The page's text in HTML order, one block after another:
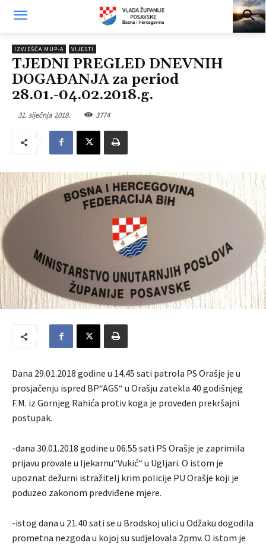
IZVJEŠĆA MUP-A VIJESTI
TJEDNI PREGLED DNEVNIH
DOGAĐANJA za period
28.01.-04.02.2018.g.
31. siječnja 2018. 3774
Dana 29.01.2018 godine u 14.45 sati patrola PS Orašje je u
prosjačenju ispred BP“AGS“ u Orašju zatekla 40 godišnjeg
F.M. iz Gornjeg Rahića protiv koga je proveden prekršajni
postupak.
-dana 30.01.2018 godine u 06.55 sati PS Orašje je zaprimila
prijavu provale u ljekarnu“Vukić“ u Ugljari. O istom je
upoznat dežurni istražitelj krim policije PU Orašje koji je
poduzeo zakonom predviđene mjere.
-istog dana u 21.40 sati se u Brodskoj ulici u Odžaku dogodila
prometna nezgoda u kojoj su sudjelovala 2pmv. O istom je